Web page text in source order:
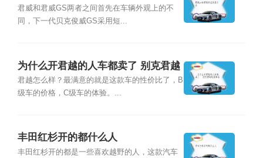
君威和君威GS两者之间首先在车辆外观上的不
同，下一代贝克俊威GS采用短...
为什么开君越的人车都卖了 别克君越
这款车怎
君越怎么样？最满意的就是这款车的性价比了，B
级车的价格，C级车的体验。...
丰田红杉开的都什么人
丰田红杉开的都是一些喜欢越野的人，这款汽车